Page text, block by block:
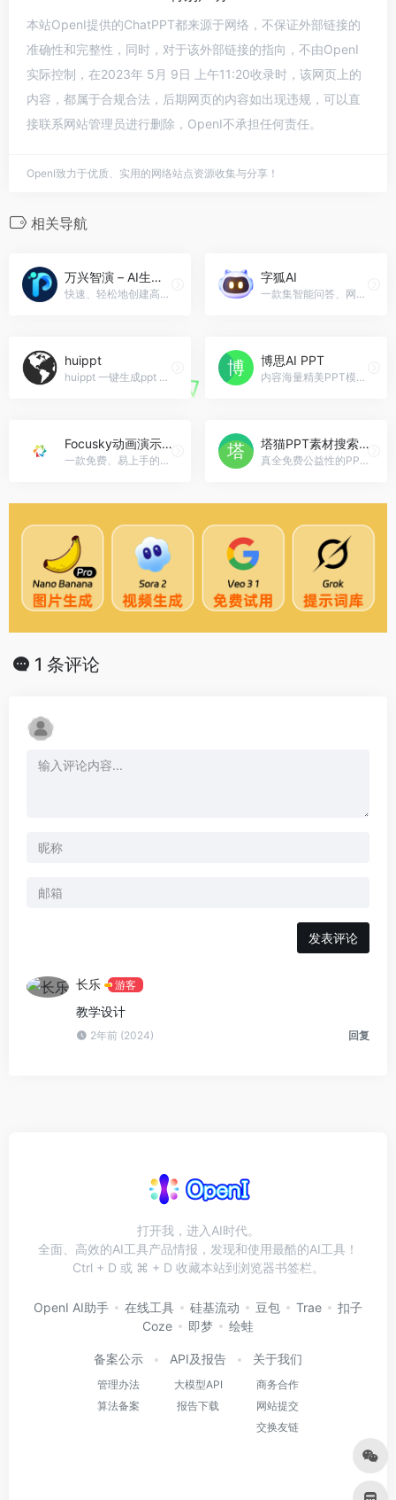
本站OpenI提供的ChatPPT都来源于网络，不保证外部链接的
准确性和完整性，同时，对于该外部链接的指向，不由OpenI
实际控制，在2023年 5月 9日 上午11:20收录时，该网页上的
内容，都属于合规合法，后期网页的内容如出现违规，可以直
接联系网站管理员进行删除，OpenI不承担任何责任。
OpenI致力于优质、实用的网络站点资源收集与分享！
相关导航
万兴智演 – AI生成PPT
快速、轻松地创建高质量的PPT万兴智演 - AI生成PPT官网入口网址
字狐AI
一款集智能问答、网页摘取、写作辅助、PDF转换、OCR识别于一体的AI对话类软件。字狐AI官网入口网址
huippt
huippt 一键生成ppt 3秒生成ppt 高质量PPT生成，huippt官网入口网址
博思AI PPT
内容海量精美PPT模板的AI生成PPT工具博思AI PPT官网入口网址
Focusky动画演示大师
一款免费、易上手的PPT制作软件Focusky动画演示大师官网入口网址
塔猫PPT素材搜索引擎
真全免费公益性的PPT素材搜索工具塔猫PPT素材搜索引擎官网入口网址
1 条评论
发表评论
长乐 游客
教学设计
2年前 (2024) 回复
打开我，进入AI时代。
全面、高效的AI工具产品情报，发现和使用最酷的AI工具！
Ctrl + D 或 ⌘ + D 收藏本站到浏览器书签栏。
OpenI AI助手 在线工具 硅基流动 豆包 Trae
扣子
Coze
即梦 绘蛙
备案公示
管理办法
算法备案
API及报告
大模型API
报告下载
关于我们
商务合作
网站提交
交换友链